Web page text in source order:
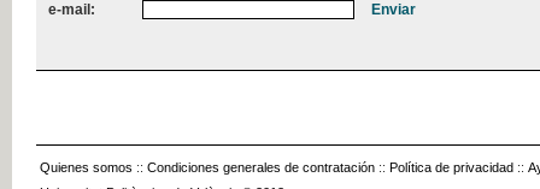
e-mail:
Quienes somos :: Condiciones generales de contratación :: Política de privacidad ::